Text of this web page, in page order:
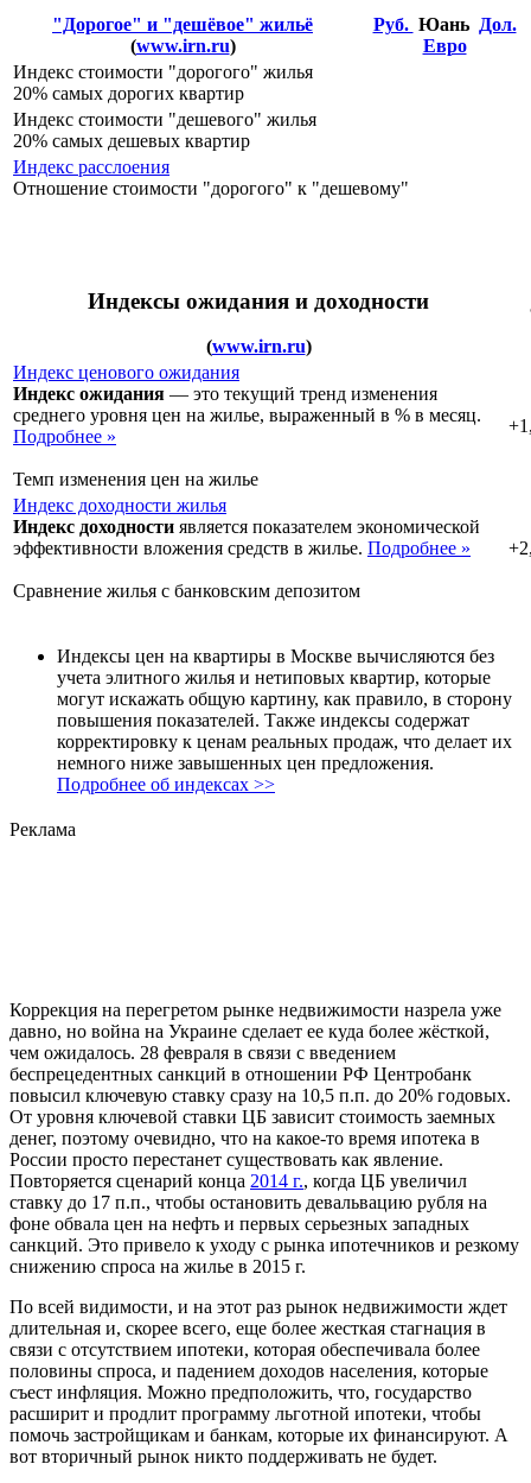
"Дорогое" и "дешёвое" жильё
(www.irn.ru)
Руб. Юань Дол.
Евро
Индекс стоимости "дорогого" жилья
20% самых дорогих квартир
Индекс стоимости "дешевого" жилья
20% самых дешевых квартир
Индекс расслоения
Отношение стоимости "дорогого" к "дешевому"
Индексы ожидания и доходности
(www.irn.ru)
Индекс ценового ожидания
Индекс ожидания — это текущий тренд изменения
среднего уровня цен на жилье, выраженный в % в месяц.
Подробнее »
Темп изменения цен на жилье
Индекс доходности жилья
Индекс доходности является показателем экономической
эффективности вложения средств в жилье. Подробнее »
Сравнение жилья с банковским депозитом
Индексы цен на квартиры в Москве вычисляются без
учета элитного жилья и нетиповых квартир, которые
могут искажать общую картину, как правило, в сторону
повышения показателей. Также индексы содержат
корректировку к ценам реальных продаж, что делает их
немного ниже завышенных цен предложения.
Подробнее об индексах >>
Реклама
Коррекция на перегретом рынке недвижимости назрела уже
давно, но война на Украине сделает ее куда более жёсткой,
чем ожидалось. 28 февраля в связи с введением
беспрецедентных санкций в отношении РФ Центробанк
повысил ключевую ставку сразу на 10,5 п.п. до 20% годовых.
От уровня ключевой ставки ЦБ зависит стоимость заемных
денег, поэтому очевидно, что на какое-то время ипотека в
России просто перестанет существовать как явление.
Повторяется сценарий конца 2014 г., когда ЦБ увеличил
ставку до 17 п.п., чтобы остановить девальвацию рубля на
фоне обвала цен на нефть и первых серьезных западных
санкций. Это привело к уходу с рынка ипотечников и резкому
снижению спроса на жилье в 2015 г.
По всей видимости, и на этот раз рынок недвижимости ждет
длительная и, скорее всего, еще более жесткая стагнация в
связи с отсутствием ипотеки, которая обеспечивала более
половины спроса, и падением доходов населения, которые
съест инфляция. Можно предположить, что, государство
расширит и продлит программу льготной ипотеки, чтобы
помочь застройщикам и банкам, которые их финансируют. А
вот вторичный рынок никто поддерживать не будет.